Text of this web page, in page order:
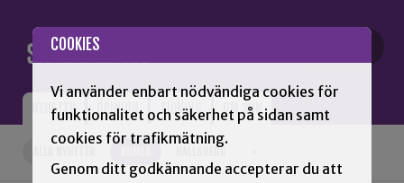
COOKIES
Vi använder enbart nödvändiga cookies för
funktionalitet och säkerhet på sidan samt
cookies för trafikmätning.
Genom ditt godkännande accepterar du att
NYHETER OPINION TIDNING OM SNN
HALLSBERG